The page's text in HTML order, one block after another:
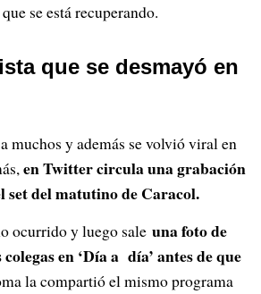
se está recuperando.
que se desmayó en
muchos y además se volvió viral en
en Twitter circula una grabación
set del matutino de Caracol.
ocurrido y luego sale una foto de
en ‘Día a día’ antes de que
la compartió el mismo programa